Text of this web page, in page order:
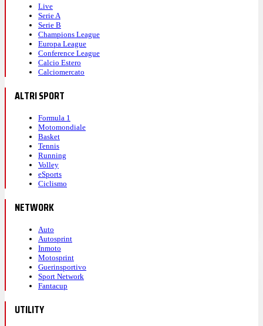
Live
Serie A
Serie B
Champions League
Europa League
Conference League
Calcio Estero
Calciomercato
ALTRI SPORT
Formula 1
Motomondiale
Basket
Tennis
Running
Volley
eSports
Ciclismo
NETWORK
Auto
Autosprint
Inmoto
Motosprint
Guerinsportivo
Sport Network
Fantacup
UTILITY